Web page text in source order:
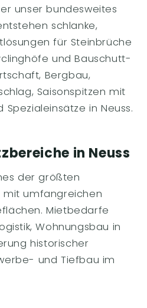
unser bundesweites
schlanke,
für Steinbrüche
und Bauschutt-
Bergbau,
Saisonspitzen mit
in Neuss.
in Neuss
der größten
mit umfangreichen
Mietbedarfe
Wohnungsbau in
historischer
und Tiefbau im